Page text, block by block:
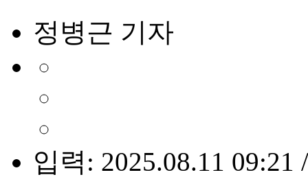
정병근 기자
입력: 2025.08.11 09:21